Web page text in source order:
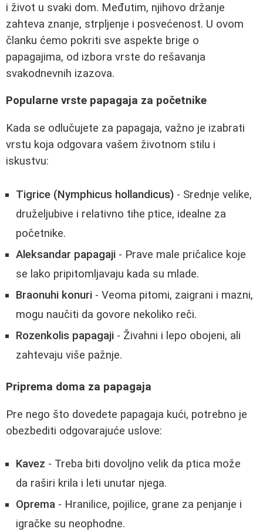
i život u svaki dom. Međutim, njihovo držanje
zahteva znanje, strpljenje i posvećenost. U ovom
članku ćemo pokriti sve aspekte brige o
papagajima, od izbora vrste do rešavanja
svakodnevnih izazova.
Popularne vrste papagaja za početnike
Kada se odlučujete za papagaja, važno je izabrati
vrstu koja odgovara vašem životnom stilu i
iskustvu:
Tigrice (Nymphicus hollandicus) - Srednje velike,
druželjubive i relativno tihe ptice, idealne za
početnike.
Aleksandar papagaji - Prave male pričalice koje
se lako pripitomljavaju kada su mlade.
Braonuhi konuri - Veoma pitomi, zaigrani i mazni,
mogu naučiti da govore nekoliko reči.
Rozenkolis papagaji - Živahni i lepo obojeni, ali
zahtevaju više pažnje.
Priprema doma za papagaja
Pre nego što dovedete papagaja kući, potrebno je
obezbediti odgovarajuće uslove:
Kavez - Treba biti dovoljno velik da ptica može
da raširi krila i leti unutar njega.
Oprema - Hranilice, pojilice, grane za penjanje i
igračke su neophodne.